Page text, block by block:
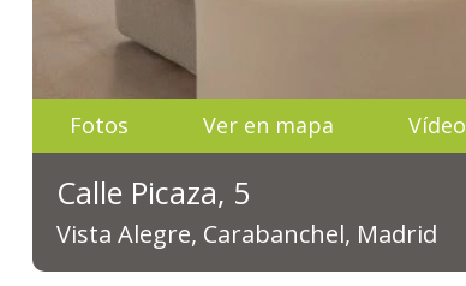
Fotos Ver en mapa Vídeo
Calle Picaza, 5
Vista Alegre, Carabanchel, Madrid